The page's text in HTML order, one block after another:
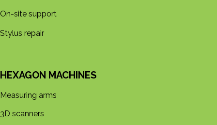
On-site support
Stylus repair
HEXAGON MACHINES
Measuring arms
3D s​​canners